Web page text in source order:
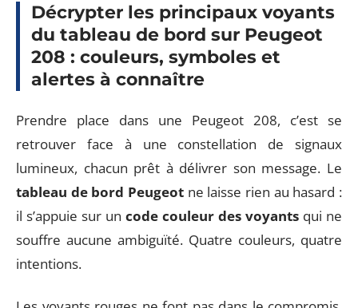
Décrypter les principaux voyants
du tableau de bord sur Peugeot
208 : couleurs, symboles et
alertes à connaître
Prendre place dans une Peugeot 208, c’est se
retrouver face à une constellation de signaux
lumineux, chacun prêt à délivrer son message. Le
tableau de bord Peugeot ne laisse rien au hasard :
il s’appuie sur un code couleur des voyants qui ne
souffre aucune ambiguïté. Quatre couleurs, quatre
intentions.